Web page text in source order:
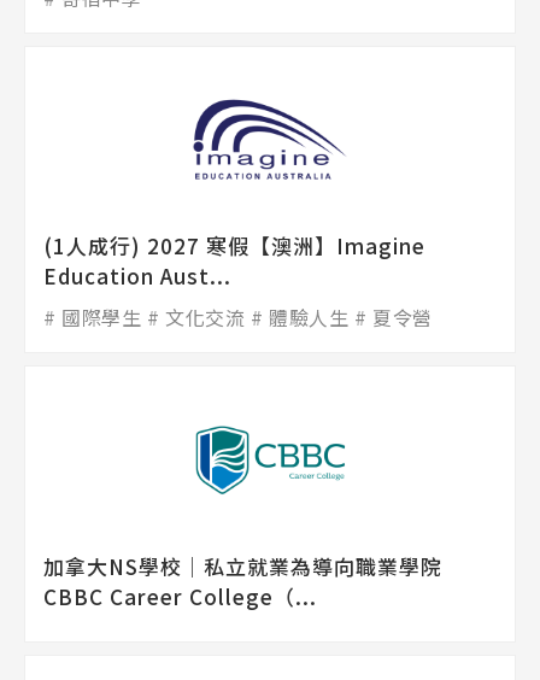
(1人成行) 2027 寒假【澳洲】Imagine
Education Aust...
國際學生 文化交流 體驗人生 夏令營
加拿大NS學校│私立就業為導向職業學院
CBBC Career College（...